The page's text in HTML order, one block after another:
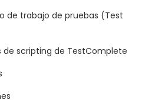
de trabajo de pruebas (Test
de scripting de TestComplete